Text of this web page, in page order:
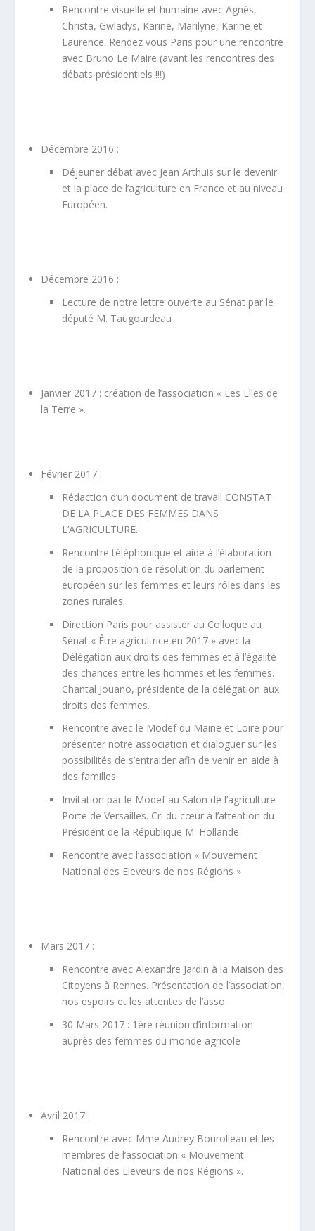
Rencontre visuelle et humaine avec Agnès,
Christa, Gwladys, Karine, Marilyne, Karine et
Laurence. Rendez vous Paris pour une rencontre
avec Bruno Le Maire (avant les rencontres des
débats présidentiels !!!)
Décembre 2016 :
Déjeuner débat avec Jean Arthuis sur le devenir
et la place de l’agriculture en France et au niveau
Européen.
Décembre 2016 :
Lecture de notre lettre ouverte au Sénat par le
député M. Taugourdeau
Janvier 2017 : création de l’association « Les Elles de
la Terre ».
Février 2017 :
Rédaction d’un document de travail CONSTAT
DE LA PLACE DES FEMMES DANS
L’AGRICULTURE.
Rencontre téléphonique et aide à l’élaboration
de la proposition de résolution du parlement
européen sur les femmes et leurs rôles dans les
zones rurales.
Direction Paris pour assister au Colloque au
Sénat « Être agricultrice en 2017 » avec la
Délégation aux droits des femmes et à l’égalité
des chances entre les hommes et les femmes.
Chantal Jouano, présidente de la délégation aux
droits des femmes.
Rencontre avec le Modef du Maine et Loire pour
présenter notre association et dialoguer sur les
possibilités de s’entraider afin de venir en aide à
des familles.
Invitation par le Modef au Salon de l’agriculture
Porte de Versailles. Cri du cœur à l’attention du
Président de la République M. Hollande.
Rencontre avec l’association « Mouvement
National des Eleveurs de nos Régions »
Mars 2017 :
Rencontre avec Alexandre Jardin à la Maison des
Citoyens à Rennes. Présentation de l’association,
nos espoirs et les attentes de l’asso.
30 Mars 2017 : 1 ère réunion d’information
auprès des femmes du monde agricole
Avril 2017 :
Rencontre avec Mme Audrey Bourolleau et les
membres de l’association « Mouvement
National des Eleveurs de nos Régions ».